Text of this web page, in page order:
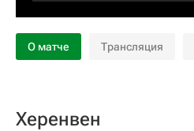
О матче Трансляция
Херенвен